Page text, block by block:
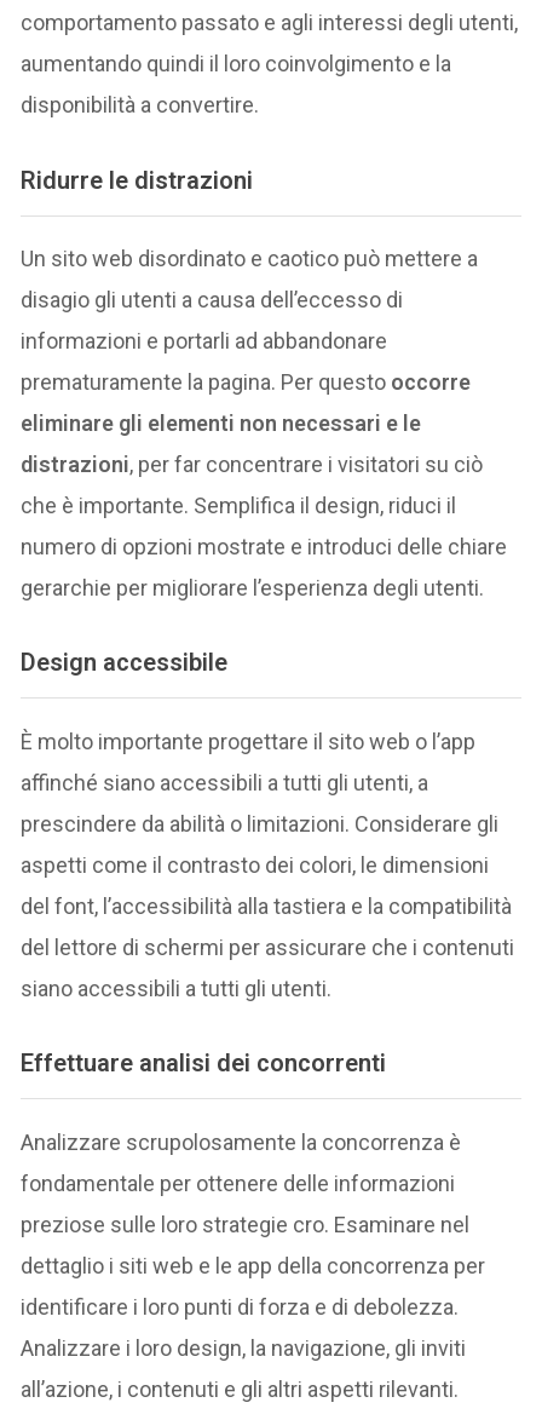
comportamento passato e agli interessi degli utenti,
aumentando quindi il loro coinvolgimento e la
disponibilità a convertire.
Ridurre le distrazioni
Un sito web disordinato e caotico può mettere a
disagio gli utenti a causa dell’eccesso di
informazioni e portarli ad abbandonare
prematuramente la pagina. Per questo occorre
eliminare gli elementi non necessari e le
distrazioni, per far concentrare i visitatori su ciò
che è importante. Semplifica il design, riduci il
numero di opzioni mostrate e introduci delle chiare
gerarchie per migliorare l’esperienza degli utenti.
Design accessibile
È molto importante progettare il sito web o l’app
affinché siano accessibili a tutti gli utenti, a
prescindere da abilità o limitazioni. Considerare gli
aspetti come il contrasto dei colori, le dimensioni
del font, l’accessibilità alla tastiera e la compatibilità
del lettore di schermi per assicurare che i contenuti
siano accessibili a tutti gli utenti.
Effettuare analisi dei concorrenti
Analizzare scrupolosamente la concorrenza è
fondamentale per ottenere delle informazioni
preziose sulle loro strategie cro. Esaminare nel
dettaglio i siti web e le app della concorrenza per
identificare i loro punti di forza e di debolezza.
Analizzare i loro design, la navigazione, gli inviti
all’azione, i contenuti e gli altri aspetti rilevanti.